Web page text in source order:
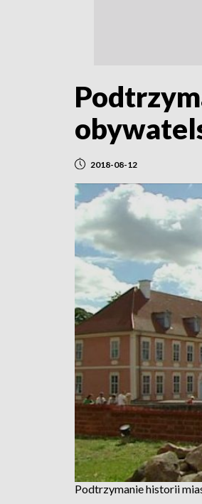
2018-08-12
Podtrzymanie historii